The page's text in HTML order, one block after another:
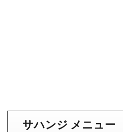
サハンジ メニュー